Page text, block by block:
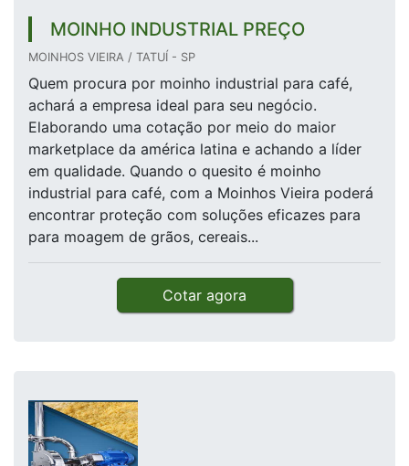
MOINHO INDUSTRIAL PREÇO
MOINHOS VIEIRA / TATUÍ - SP
Quem procura por moinho industrial para café,
achará a empresa ideal para seu negócio.
Elaborando uma cotação por meio do maior
marketplace da américa latina e achando a líder
em qualidade. Quando o quesito é moinho
industrial para café, com a Moinhos Vieira poderá
encontrar proteção com soluções eficazes para
para moagem de grãos, cereais...
Cotar agora